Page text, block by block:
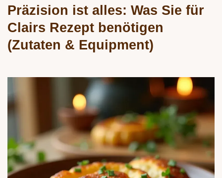
Präzision ist alles: Was Sie für
Clairs Rezept benötigen
(Zutaten & Equipment)